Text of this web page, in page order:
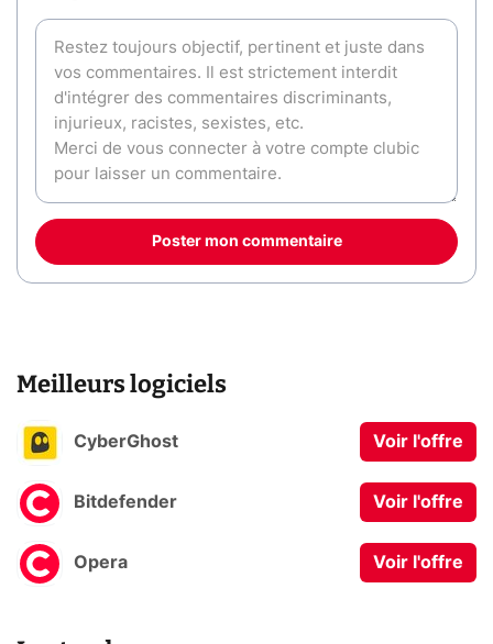
Poster mon commentaire
Meilleurs logiciels
CyberGhost Voir l'offre
Bitdefender Voir l'offre
Opera Voir l'offre